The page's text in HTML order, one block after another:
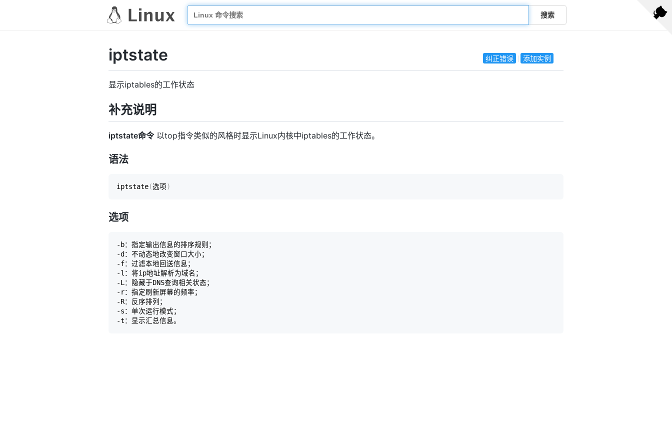
搜索
纠正错误 添加实例
iptstate
显示iptables的工作状态
补充说明
iptstate命令以top指令类似的风格时显示Linux内核中iptables的工作状态。
语法
iptstate(选项)
选项
-b：指定输出信息的排序规则；
-d：不动态地改变窗口大小；
-f：过滤本地回送信息；
-l：将ip地址解析为域名；
-L：隐藏于DNS查询相关状态；
-r：指定刷新屏幕的频率；
-R：反序排列；
-s：单次运行模式；